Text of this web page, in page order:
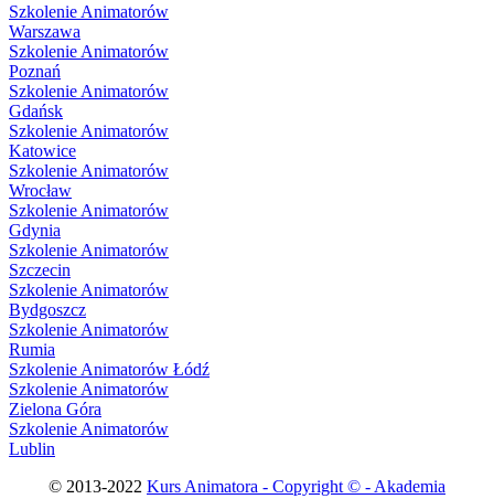
Szkolenie Animatorów
Warszawa
Szkolenie Animatorów
Poznań
Szkolenie Animatorów
Gdańsk
Szkolenie Animatorów
Katowice
Szkolenie Animatorów
Wrocław
Szkolenie Animatorów
Gdynia
Szkolenie Animatorów
Szczecin
Szkolenie Animatorów
Bydgoszcz
Szkolenie Animatorów
Rumia
Szkolenie Animatorów Łódź
Szkolenie Animatorów
Zielona Góra
Szkolenie Animatorów
Lublin
© 2013-2022 Kurs Animatora - Copyright © - Akademia